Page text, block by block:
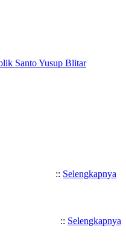
Santo Yusup Blitar
:: Selengkapnya
:: Selengkapnya